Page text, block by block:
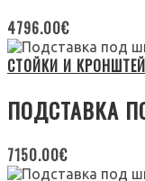
4796.00€
СТОЙКИ И
ПОДСТАВКА
7150.00€